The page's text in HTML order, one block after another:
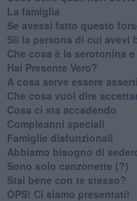
​La famiglia
​Se avessi fatto questo
​Sii la persona di cui avevi
Che cosa è la serotonina
​Hai Presente Vero?
A cosa serve essere
​Che cosa vuol dire
​Cosa ci sta accadendo
​Compleanni speciali
​Famiglie disfunzionali
​Abbiamo bisogno di
Sono solo canzonette (?)
​Stai bene con te stesso?
​OPS! Ci siamo presentati!